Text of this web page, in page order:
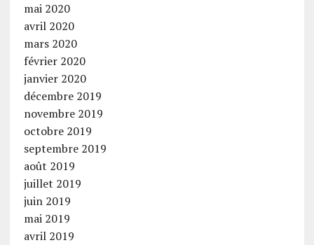
mai 2020
avril 2020
mars 2020
février 2020
janvier 2020
décembre 2019
novembre 2019
octobre 2019
septembre 2019
août 2019
juillet 2019
juin 2019
mai 2019
avril 2019